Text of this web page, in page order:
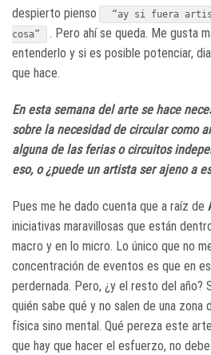
despierto pienso
“ay si fuera
cosa”
. Pero ahí se queda. Me gusta
entenderlo y si es posible potenciar,
que hace.
En esta semana del arte se hace
sobre la necesidad de circular como
alguna de las ferias o circuitos
eso, o ¿puede un artista ser ajeno a
Pues me he dado cuenta que a raíz de
iniciativas maravillosas que están
macro y en lo micro. Lo único que no
concentración de eventos es que en
perdernada. Pero, ¿y el resto del año?
quién sabe qué y no salen de una
física sino mental. Qué pereza este
que hay que hacer el esfuerzo, no